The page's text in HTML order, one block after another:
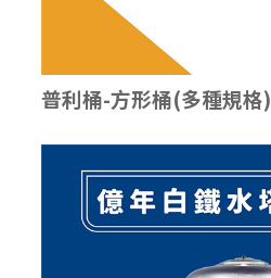
普利桶-方形桶(多種規格)